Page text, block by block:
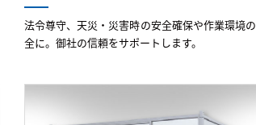
法令尊守、天災・災害時の安全確保や作業環境
全に。御社の信頼をサポートします。